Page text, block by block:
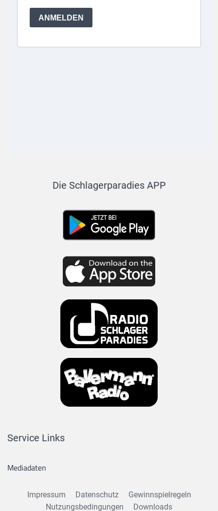
Die Schlagerparadies APP
Service Links
Mediadaten
Impressum Datenschutz
Gewinnspielregeln
Nutzungsbedingungen
Downloads